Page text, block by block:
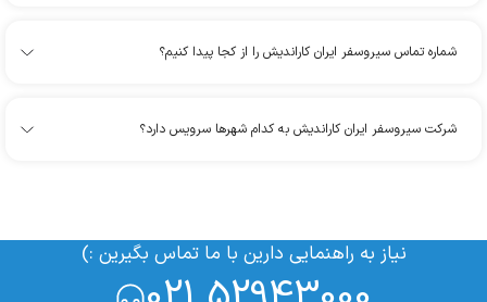
شماره تماس سیروسفر ایران کاراندیش را از کجا پیدا کنیم؟
شرکت سیروسفر ایران کاراندیش به کدام شهرها سرویس دارد؟
نیاز به راهنمایی دارین با ما تماس بگیرین :)